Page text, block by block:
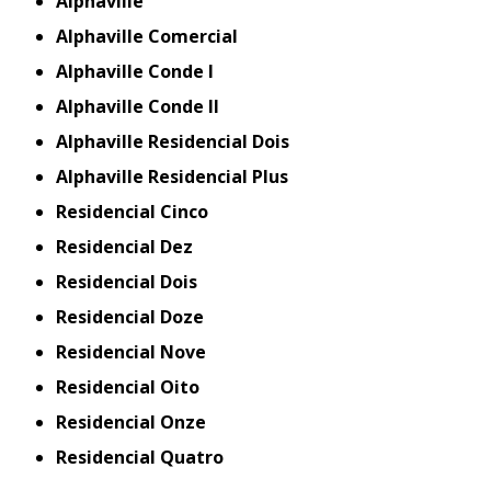
Alphaville Comercial
Alphaville Conde I
Alphaville Conde II
Alphaville Residencial Dois
Alphaville Residencial Plus
Residencial Cinco
Residencial Dez
Residencial Dois
Residencial Doze
Residencial Nove
Residencial Oito
Residencial Onze
Residencial Quatro